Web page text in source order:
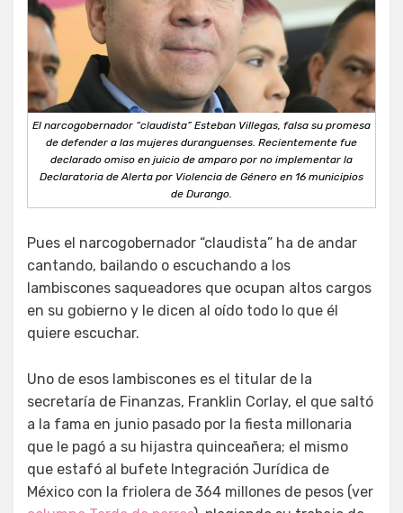
El narcogobernador “claudista” Esteban Villegas, falsa su promesa
de defender a las mujeres duranguenses. Recientemente fue
declarado omiso en juicio de amparo por no implementar la
Declaratoria de Alerta por Violencia de Género en 16 municipios
de Durango.
Pues el narcogobernador “claudista” ha de andar
cantando, bailando o escuchando a los
lambiscones saqueadores que ocupan altos cargos
en su gobierno y le dicen al oído todo lo que él
quiere escuchar.
Uno de esos lambiscones es el titular de la
secretaría de Finanzas, Franklin Corlay, el que saltó
a la fama en junio pasado por la fiesta millonaria
que le pagó a su hijastra quinceañera; el mismo
que estafó al bufete Integración Jurídica de
México con la friolera de 364 millones de pesos (ver